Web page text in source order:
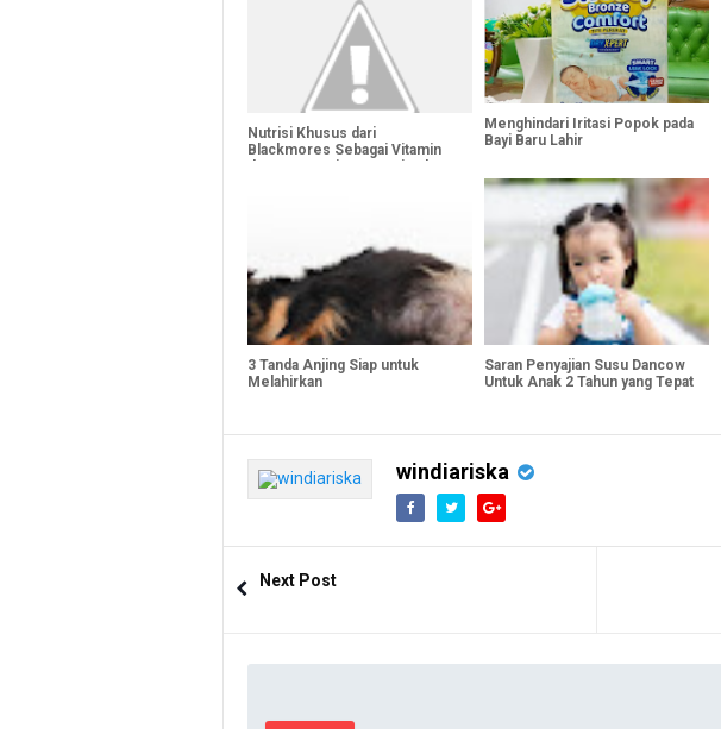
Nutrisi Khusus dari
Blackmores Sebagai Vitamin
Ibu Menyusui yang Optimal
Menghindari Iritasi Popok pada
Bayi Baru Lahir
3 Tanda Anjing Siap untuk
Melahirkan
Saran Penyajian Susu Dancow
Untuk Anak 2 Tahun yang Tepat
windiariska
Next Post